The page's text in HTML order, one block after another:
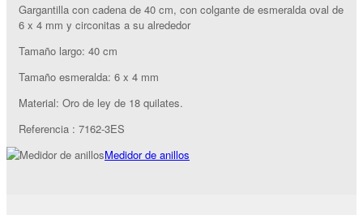
Gargantilla con cadena de 40 cm, con colgante de esmeralda oval de
6 x 4 mm y circonitas a su alrededor
Tamaño largo: 40 cm
Tamaño esmeralda: 6 x 4 mm
Material: Oro de ley de 18 quilates.
Referencia : 7162-3ES
Medidor de anillos